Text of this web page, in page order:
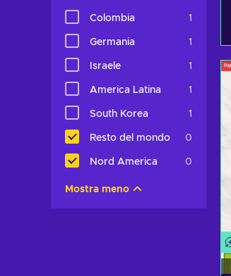
Colombia 1
Germania 1
Israele 1
America Latina 1
South Korea 1
Resto del mondo 0
Nord America 0
Mostra meno